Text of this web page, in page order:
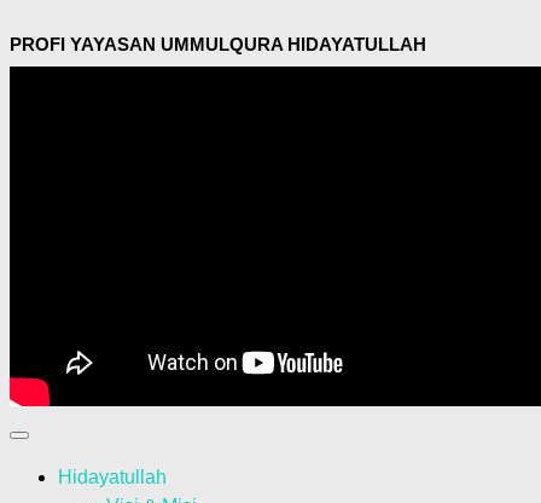
PROFI YAYASAN UMMULQURA HIDAYATULLAH
Hidayatullah